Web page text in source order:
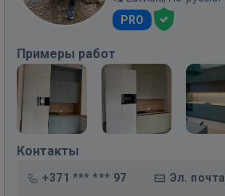
PRO
Примеры работ
Контакты
+371 *** *** 97 Эл. почта